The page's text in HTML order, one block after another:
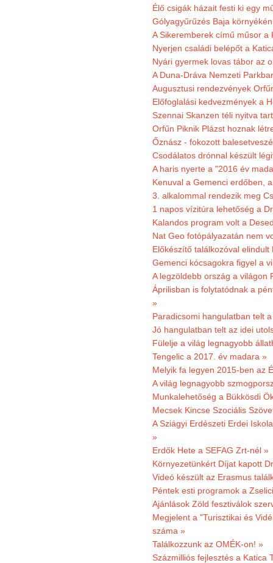
Élő csigák házait festi ki egy
Gólyagyűrűzés Baja
A Sikeremberek című műsor a
Nyerjen családi belépőt a
Nyári gyermek lovas tábor az
A Duna-Dráva Nemzeti
Augusztusi rendezvények
Előfoglalási kedvezmények a
Szennai Skanzen téli nyitva
Orfűn Piknik Plázst hoznak
Őznász - fokozott
Csodálatos drónnal készült
A haris nyerte a "2016 év
Kenuval a Gemenci erdőben,
3. alkalommal rendezik meg
1 napos vízitúra lehetőség a
Kalandos program volt a
Nat Geo fotópályazatán nem
Előkészítő találkozóval
Gemenci kócsagokra figyel a
A legzöldebb ország a világon
Áprilisban is folytatódnak a
»
Paradicsomi hangulatban telt
Jó hangulatban telt az idei
Fülelje a világ legnagyobb
Tengelic a 2017. év madara »
Melyik fa legyen 2015-ben az
A világ legnagyobb
Munkalehetőség a Bükkösdi
Mecsek Kincse Szociális
A Sziágyi Erdészeti Erdei
»
Erdők Hete a SEFAG Zrt-nél »
Környezetünkért Díjat kapott
Videó készült az Erasmus
Péntek esti programok a
Ajánlások Zöld fesztiválok
Megjelent a "Turisztikai és
száma »
Találkozzunk az OMÉK-on! »
Százmilliós fejlesztés a Katica